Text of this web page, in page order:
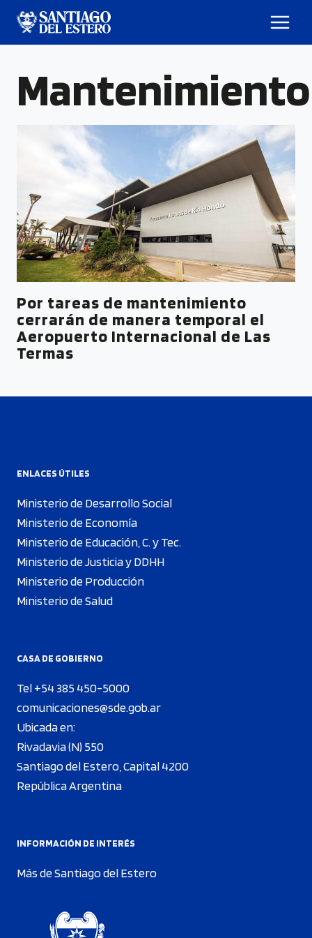
Mantenimiento
Por tareas de mantenimiento
cerrarán de manera temporal el
Aeropuerto Internacional de Las
Termas
ENLACES ÚTILES
Ministerio de Desarrollo Social
Ministerio de Economía
Ministerio de Educación, C. y Tec.
Ministerio de Justicia y DDHH
Ministerio de Producción
Ministerio de Salud
CASA DE GOBIERNO
Tel +54 385 450-5000
comunicaciones@sde.gob.ar
Ubicada en:
Rivadavia (N) 550
Santiago del Estero, Capital 4200
República Argentina
INFORMACIÓN DE INTERÉS
Más de Santiago del Estero